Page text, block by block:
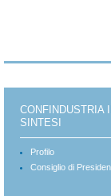
CONFINDUSTRIA
SINTESI
Profilo
Consiglio di